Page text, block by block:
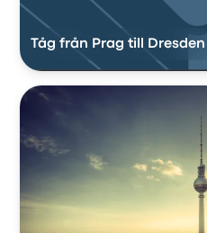
Tåg från Prag till Dresden